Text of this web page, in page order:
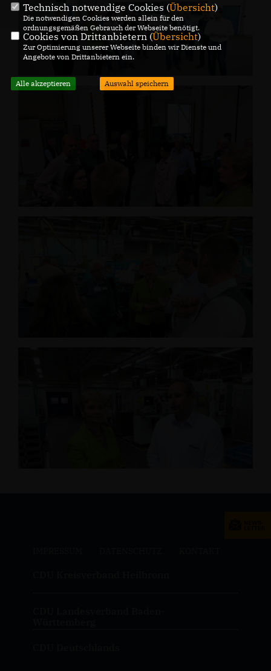
Technisch notwendige Cookies (Übersicht)
Die notwendigen Cookies werden allein für den
ordnungsgemäßen Gebrauch der Webseite benötigt.
Cookies von Drittanbietern (Übersicht)
Zur Optimierung unserer Webseite binden wir Dienste und
Angebote von Drittanbietern ein.
Alle akzeptieren Auswahl speichern